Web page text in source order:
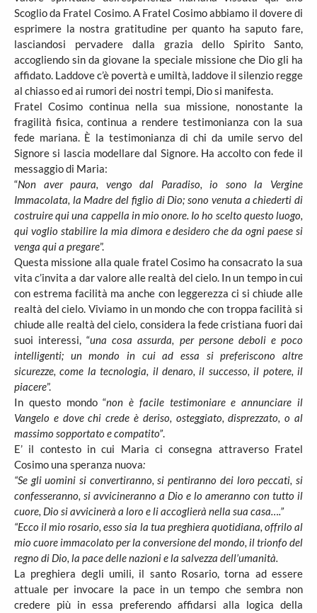
Scoglio da Fratel Cosimo. A Fratel Cosimo abbiamo il dovere di
esprimere la nostra gratitudine per quanto ha saputo fare,
lasciandosi pervadere dalla grazia dello Spirito Santo,
accogliendo sin da giovane la speciale missione che Dio gli ha
affidato. Laddove c’è povertà e umiltà, laddove il silenzio regge
al chiasso ed ai rumori dei nostri tempi, Dio si manifesta.
Fratel Cosimo continua nella sua missione, nonostante la
fragilità fisica, continua a rendere testimonianza con la sua
fede mariana. È la testimonianza di chi da umile servo del
Signore si lascia modellare dal Signore. Ha accolto con fede il
messaggio di Maria:
“Non aver paura, vengo dal Paradiso, io sono la Vergine
Immacolata, la Madre del figlio di Dio; sono venuta a chiederti di
costruire qui una cappella in mio onore. Io ho scelto questo luogo,
qui voglio stabilire la mia dimora e desidero che da ogni paese si
venga qui a pregare”.
Questa missione alla quale fratel Cosimo ha consacrato la sua
vita c’invita a dar valore alle realtà del cielo. In un tempo in cui
con estrema facilità ma anche con leggerezza ci si chiude alle
realtà del cielo. Viviamo in un mondo che con troppa facilità si
chiude alle realtà del cielo, considera la fede cristiana fuori dai
suoi interessi, “una cosa assurda, per persone deboli e poco
intelligenti; un mondo in cui ad essa si preferiscono altre
sicurezze, come la tecnologia, il denaro, il successo, il potere, il
piacere”.
In questo mondo “non è facile testimoniare e annunciare il
Vangelo e dove chi crede è deriso, osteggiato, disprezzato, o al
massimo sopportato e compatito”.
E’ il contesto in cui Maria ci consegna attraverso Fratel
Cosimo una speranza nuova:
“Se gli uomini si convertiranno, si pentiranno dei loro peccati, si
confesseranno, si avvicineranno a Dio e lo ameranno con tutto il
cuore, Dio si avvicinerà a loro e li accoglierà nella sua casa….”
“Ecco il mio rosario, esso sia la tua preghiera quotidiana, offrilo al
mio cuore immacolato per la conversione del mondo, il trionfo del
regno di Dio, la pace delle nazioni e la salvezza dell’umanità.
La preghiera degli umili, il santo Rosario, torna ad essere
attuale per invocare la pace in un tempo che sembra non
credere più in essa preferendo affidarsi alla logica della